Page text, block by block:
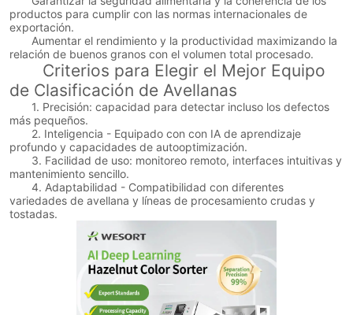
productos para cumplir con las normas internacionales de
exportación.
Aumentar el rendimiento y la productividad maximizando la
relación de buenos granos con el volumen total procesado.
Criterios para Elegir el Mejor Equipo
de Clasificación de Avellanas
1. Precisión: capacidad para detectar incluso los defectos
más pequeños.
2. Inteligencia - Equipado con con IA de aprendizaje
profundo y capacidades de autooptimización.
3. Facilidad de uso: monitoreo remoto, interfaces intuitivas y
mantenimiento sencillo.
4. Adaptabilidad - Compatibilidad con diferentes
variedades de avellana y líneas de procesamiento crudas y
tostadas.